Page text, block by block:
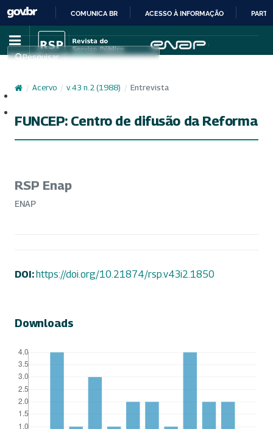
IR
PARA
CONTEÚDO
COMUNICA BR ACESSO À INFORMAÇÃO
Pesquisar
/ Acervo / v. 43 n. 2 (1988) / Entrevista
FUNCEP: Centro de difusão da Reforma
RSP Enap
ENAP
DOI:https://doi.org/10.21874/rsp.v43i2.1850
Downloads